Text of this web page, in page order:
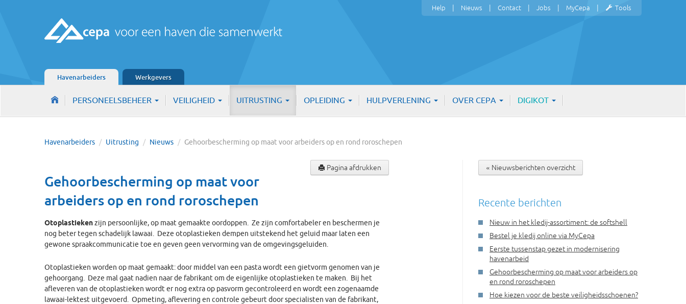
Havenarbeiders Werkgevers
Help Nieuws Contact Jobs MyCepa Tools
PERSONEELSBEHEER VEILIGHEID UITRUSTING OPLEIDING HULPVERLENING OVER CEPA DIGIKOT
Havenarbeiders / Uitrusting / Nieuws / Gehoorbescherming op maat voor arbeiders op en rond roroschepen
Pagina afdrukken
Gehoorbescherming op maat voor
arbeiders op en rond roroschepen
Otoplastiekenzijn persoonlijke, op maat gemaakte oordoppen. Ze zijn comfortabeler en beschermen je
nog beter tegen schadelijk lawaai. Deze otoplastieken dempen uitstekend het geluid maar laten een
gewone spraakcommunicatie toe en geven geen vervorming van de omgevingsgeluiden.
Otoplastieken worden op maat gemaakt: door middel van een pasta wordt een gietvorm genomen van je
gehoorgang. Deze mal gaat nadien naar de fabrikant om de eigenlijke otoplastieken te maken. Bij het
afleveren van de otoplastieken wordt er nog extra op pasvorm gecontroleerd en wordt een zogenaamde
lawaai-lektest uitgevoerd. Opmeting, aflevering en controle gebeurt door specialisten van de fabrikant,
« Nieuwsberichten overzicht
Recente berichten
Nieuw in het kledij-assortiment: de softshell
Bestel je kledij online via MyCepa
Eerste tussenstap gezet in modernisering
havenarbeid
Gehoorbescherming op maat voor arbeiders op
en rond roroschepen
Hoe kiezen voor de beste veiligheidsschoenen?